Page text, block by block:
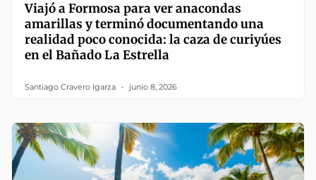
Viajó a Formosa para ver anacondas
amarillas y terminó documentando una
realidad poco conocida: la caza de curiyúes
en el Bañado La Estrella
Santiago Cravero Igarza junio 8, 2026